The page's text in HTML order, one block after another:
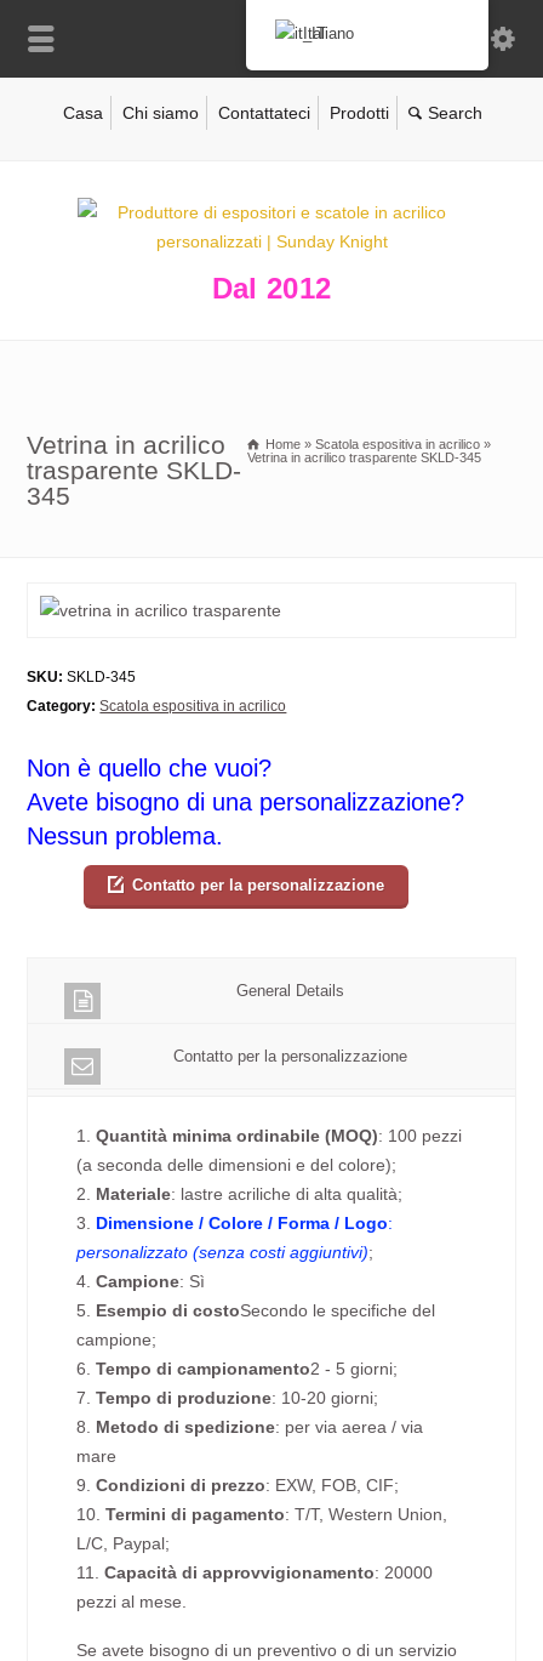
Casa Chi siamo Contattateci Prodotti
Dal 2012
Vetrina in acrilico
trasparente SKLD-
345
Home » Scatola espositiva in acrilico »
Vetrina in acrilico trasparente SKLD-345
SKU: SKLD-345
Category: Scatola espositiva in acrilico
Non è quello che vuoi?
Avete bisogno di una personalizzazione?
Nessun problema.
Contatto per la personalizzazione
General Details
Contatto per la personalizzazione
1.Quantità minima ordinabile (MOQ): 100 pezzi
(a seconda delle dimensioni e del colore);
2. Materiale: lastre acriliche di alta qualità;
3. Dimensione / Colore / Forma / Logo:
personalizzato (senza costi aggiuntivi);
4.Campione: Sì
5. Esempio di costoSecondo le specifiche del
campione;
6.Tempo di campionamento2 - 5 giorni;
7.Tempo di produzione: 10-20 giorni;
8. Metodo di spedizione: per via aerea / via
mare
9.Condizioni di prezzo: EXW, FOB, CIF;
10.Termini di pagamento: T/T, Western Union,
L/C, Paypal;
11.Capacità di approvvigionamento: 20000
pezzi al mese.
Se avete bisogno di un preventivo o di un servizio
Italiano